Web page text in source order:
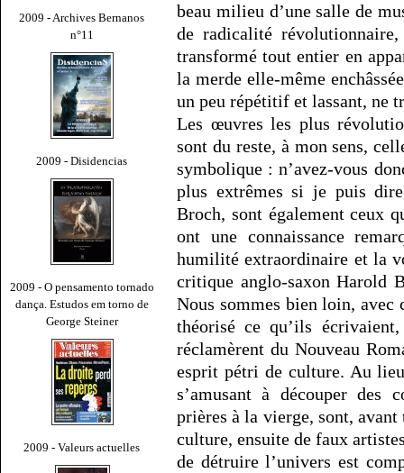
2009 - Archives Bernanos
n°11
2009 - Disidencias
2009 - O pensamento tornado
dança. Estudos em torno de
George Steiner
2009 - Valeurs actuelles
beau milieu d’une salle de
de radicalité
transformé tout entier en
la merde elle-même
un peu répétitif et lassant, ne
Les œuvres les plus
sont du reste, à mon sens,
symbolique : n’avez-vous
plus extrêmes si je puis
Broch, sont également ceux
ont une connaissance
humilité extraordinaire et la
critique anglo-saxon Harold
Nous sommes bien loin,
théorisé ce qu’ils
réclamèrent du Nouveau
esprit pétri de culture. Au
s’amusant à découper des
prières à la vierge, sont,
culture, ensuite de faux
de détruire l’univers est